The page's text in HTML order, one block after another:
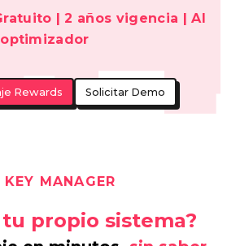
KEY MANAGER
tu propio sistema?
en minutos,sin saber
en tiempo real.